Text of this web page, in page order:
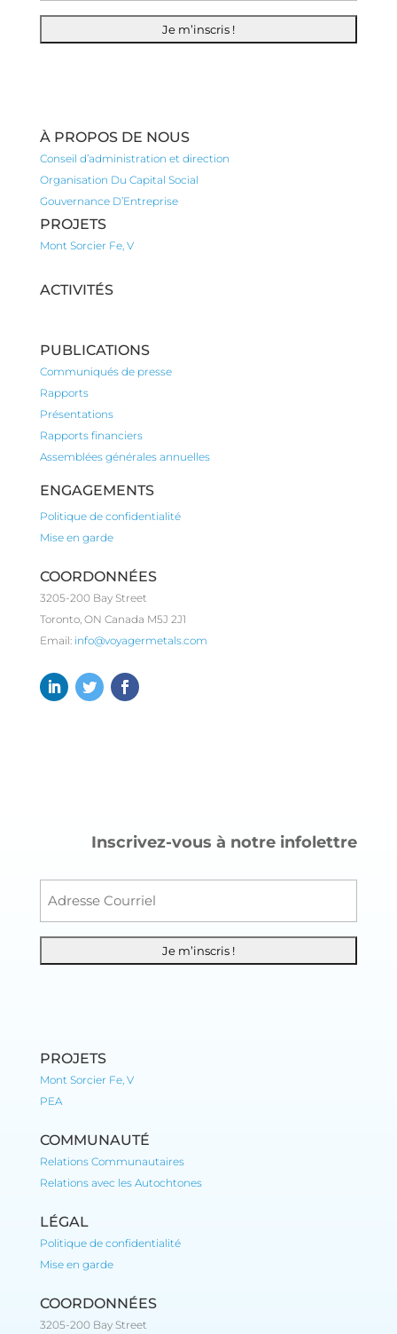
À PROPOS DE NOUS
Conseil d’administration et direction
Organisation Du Capital Social
Gouvernance D’Entreprise
PROJETS
Mont Sorcier Fe, V
ACTIVITÉS
PUBLICATIONS
Communiqués de presse
Rapports
Présentations
Rapports financiers
Assemblées générales annuelles
ENGAGEMENTS
Politique de confidentialité
Mise en garde
COORDONNÉES
3205-200 Bay Street
Toronto, ON Canada M5J 2J1
Email: info@voyagermetals.com
Inscrivez-vous à notre infolettre
PROJETS
Mont Sorcier Fe, V
PEA
COMMUNAUTÉ
Relations Communautaires
Relations avec les Autochtones
LÉGAL
Politique de confidentialité
Mise en garde
COORDONNÉES
3205-200 Bay Street